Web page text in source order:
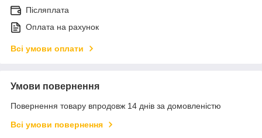
Післяплата
Оплата на рахунок
Всі умови оплати
Умови повернення
Повернення товару впродовж 14 днів за домовленістю
Всі умови повернення